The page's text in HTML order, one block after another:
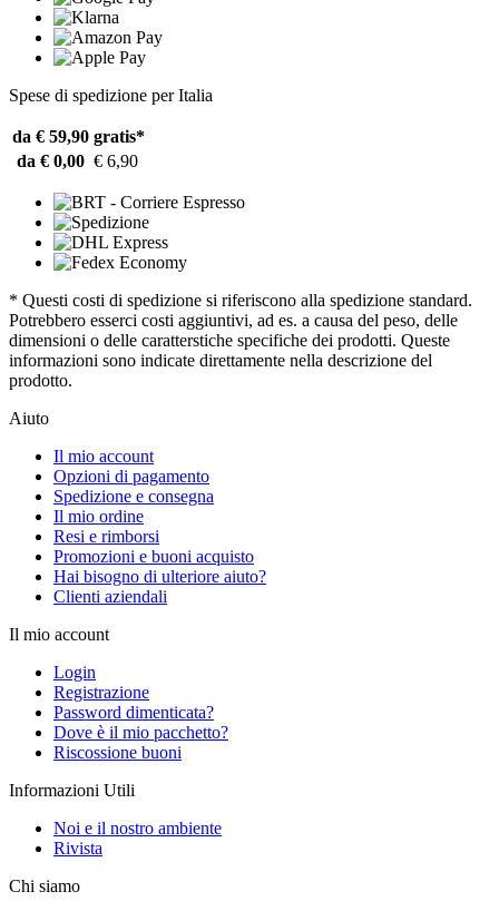
Spese di spedizione per Italia
da € 59,90 gratis*
da € 0,00 € 6,90
* Questi costi di spedizione si riferiscono alla spedizione standard.
Potrebbero esserci costi aggiuntivi, ad es. a causa del peso, delle
dimensioni o delle caratterstiche specifiche dei prodotti. Queste
informazioni sono indicate direttamente nella descrizione del
prodotto.
Aiuto
Il mio account
Opzioni di pagamento
Spedizione e consegna
Il mio ordine
Resi e rimborsi
Promozioni e buoni acquisto
Hai bisogno di ulteriore aiuto?
Clienti aziendali
Il mio account
Login
Registrazione
Password dimenticata?
Dove è il mio pacchetto?
Riscossione buoni
Informazioni Utili
Noi e il nostro ambiente
Rivista
Chi siamo